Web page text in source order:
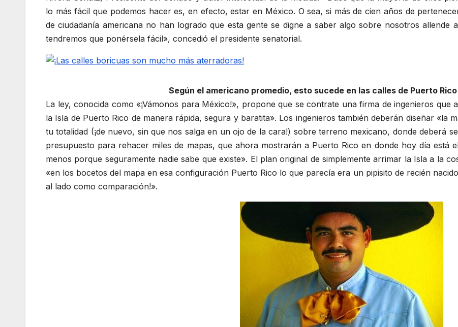
lo más fácil que podemos hacer es, en efecto, estar en México. O sea, si más de cien años de
de ciudadanía americana no han logrado que esta gente se digne a saber algo sobre nosotros
tendremos que ponérsela fácil», concedió el presidente senatorial.
Según el americano promedio, esto sucede en las calles de Puerto
La ley, conocida como «¡Vámonos para México!», propone que se contrate una firma de ingenieros
la Isla de Puerto Rico de manera rápida, segura y baratita». Los ingenieros también deberán diseñar «la
tu totalidad (¡de nuevo, sin que nos salga en un ojo de la cara!) sobre terreno mexicano, donde deberá
presupuesto para rehacer miles de mapas, que ahora mostrarán a Puerto Rico en donde hoy día está
menos porque seguramente nadie sabe que existe». El plan original de simplemente arrimar la Isla a la
«en los bocetos del mapa en esa configuración Puerto Rico lo que parecía era un pipisito de recién
al lado como comparación!».